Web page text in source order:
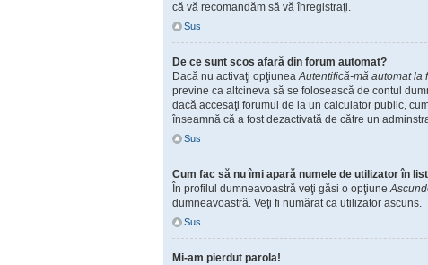
că vă recomandăm să vă înregistraţi.
Sus
De ce sunt scos afară din forum automat?
Dacă nu activaţi opţiuneaAutentifică-mă automat la
previne ca altcineva să se folosească de contul
dacă accesaţi forumul de la un calculator public,
înseamnă că a fost dezactivată de către un
Sus
Cum fac să nu îmi apară numele de utilizator în
În profilul dumneavoastră veţi găsi o opţiune
dumneavoastră. Veţi fi numărat ca utilizator ascuns.
Sus
Mi-am pierdut parola!